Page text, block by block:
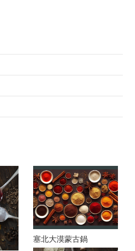
塞北大漠蒙古鍋